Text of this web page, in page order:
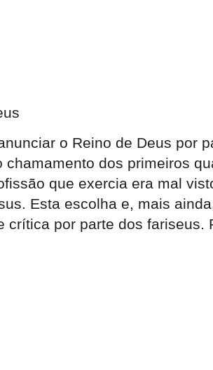
o Reino de Deus por
dos primeiros
que exercia era mal
Esta escolha e, mais
por parte dos fariseus.